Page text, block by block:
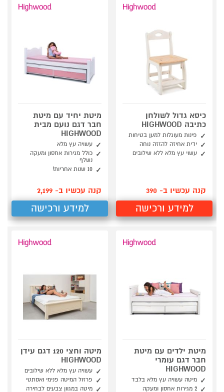
כיסא גדול לשולחן
כתיבה HIGHWOOD
פינות מעוגלות למען בטיחות
ידית אחיזה להזזה נוחה
עשוי עץ מלא ללא שילובים
קנה עכשיו ב- 390
למידע ורכישה
מיטת יחיד עם מיטת
חבר דגם נועם מבית
HIGHWOOD
עשויה עץ מלא
כולל מגירות אחסון ומעקה
נשלף
10 שנות אחריות!
קנה עכשיו ב- 2,199
למידע ורכישה
מיטת ילדים עם מיטת
חבר דגם עומרי
HIGHWOOD
מיטה עשויה עץ מלא בלבד
2 מגירות אחסון ומעקה
מיטה וחצי 120 דגם עידן
HIGHWOOD
עשויה עץ מלא ללא שילובים
פרזול המיטה פנימי ואסתטי
מיטה במגוון צבעים לבחירה